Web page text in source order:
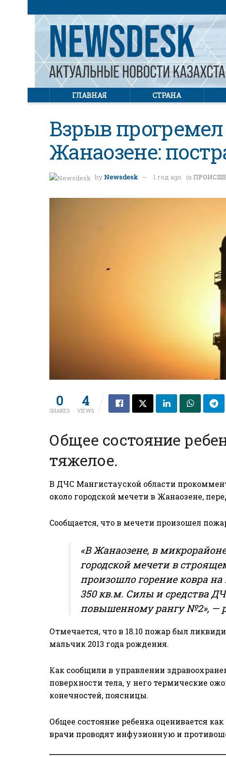
ГЛАВНАЯ СТРАНА
Взрыв
Жанаозене:
byNewsdesk 1 год ago in
0
SHARES
4
VIEWS
Общее состояние
тяжелое.
В ДЧС Мангистауской области
около городской мечети в Жанаозене,
Cообщается, что в мечети произошел
«В Жанаозене, в
городской мечети в
произошло горение ковра
350 кв.м. Силы и средства
повышенному рангу №2», —
Отмечается, что в 18.10 пожар был
мальчик 2013 года рождения.
Как сообщили в управлении
поверхности тела, у него термические
конечностей, поясницы.
Общее состояние ребенка оценивается
врачи проводят инфузионную и